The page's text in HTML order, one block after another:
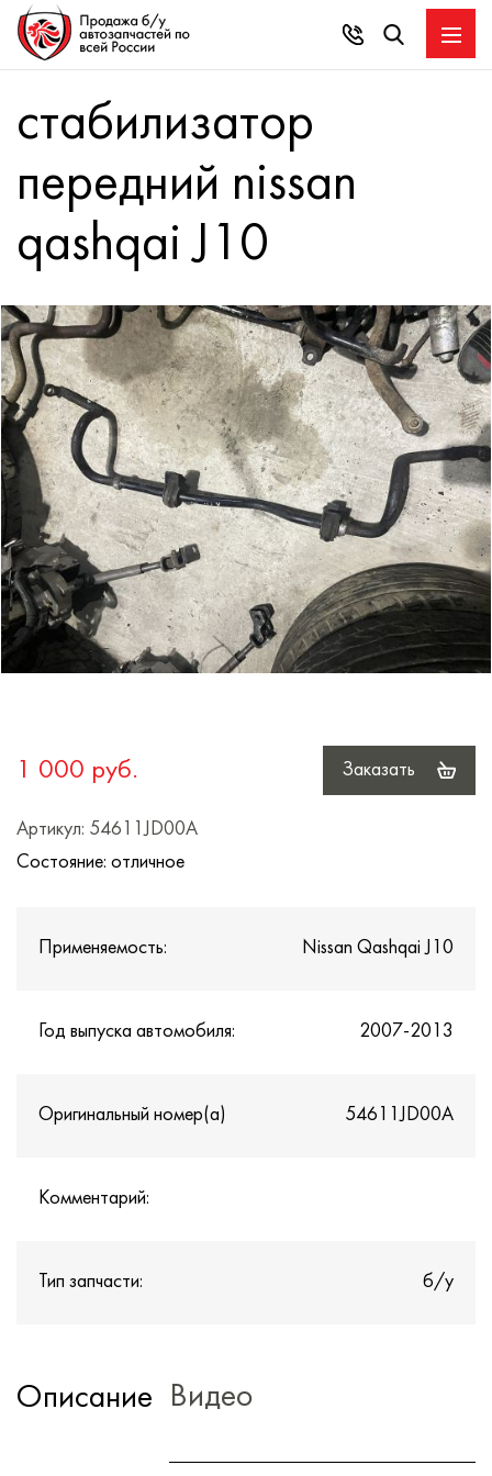
стабилизатор
передний nissan
qashqai J10
1 000 руб. Заказать
Артикул: 54611JD00A
Состояние: отличное
Применяемость: Nissan Qashqai J10
Год выпуска автомобиля: 2007-2013
Оригинальный номер(а) 54611JD00A
Комментарий:
Тип запчасти: б/у
Описание Видео